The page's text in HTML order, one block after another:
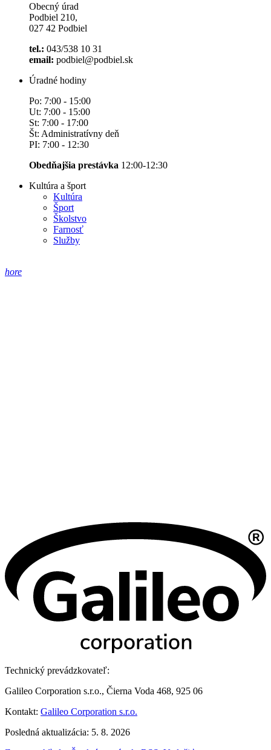
Obecný úrad
Podbiel 210,
027 42 Podbiel
tel.: 043/538 10 31
email: podbiel@podbiel.sk
Úradné hodiny
Po: 7:00 - 15:00
Ut: 7:00 - 15:00
St: 7:00 - 17:00
Št: Administratívny deň
PI: 7:00 - 12:30
Obedňajšia prestávka 12:00-12:30
Kultúra a šport
Kultúra
Šport
Školstvo
Farnosť
Služby
hore
Technický prevádzkovateľ:
Galileo Corporation s.r.o., Čierna Voda 468, 925 06
Kontakt: Galileo Corporation s.r.o.
Posledná aktualizácia: 5. 8. 2026